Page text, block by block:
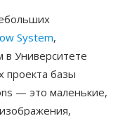
System,
Университете
проекта базы
— это маленькие,